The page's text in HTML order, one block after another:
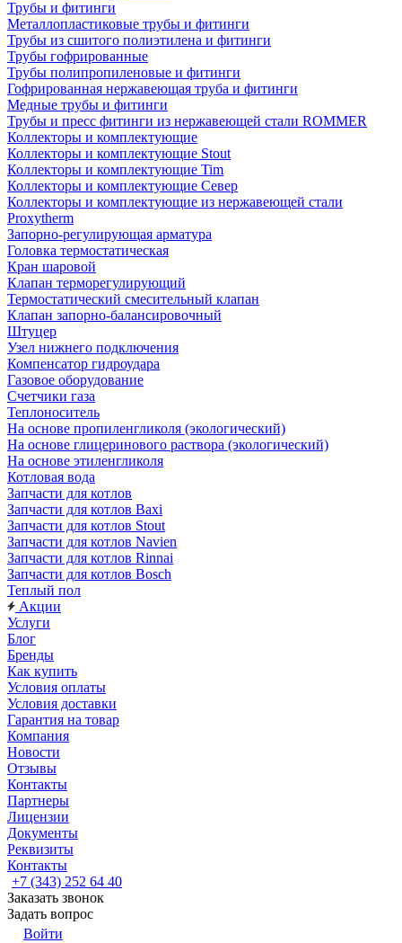
Трубы и фитинги
Металлопластиковые трубы и фитинги
Трубы из сшитого полиэтилена и фитинги
Трубы гофрированные
Трубы полипропиленовые и фитинги
Гофрированная нержавеющая труба и фитинги
Медные трубы и фитинги
Трубы и пресс фитинги из нержавеющей стали ROMMER
Коллекторы и комплектующие
Коллекторы и комплектующие Stout
Коллекторы и комплектующие Tim
Коллекторы и комплектующие Север
Коллекторы и комплектующие из нержавеющей стали
Proxytherm
Запорно-регулирующая арматура
Головка термостатическая
Кран шаровой
Клапан терморегулирующий
Термостатический смесительный клапан
Клапан запорно-балансировочный
Штуцер
Узел нижнего подключения
Компенсатор гидроудара
Газовое оборудование
Счетчики газа
Теплоноситель
На основе пропиленгликоля (экологический)
На основе глицеринового раствора (экологический)
На основе этиленгликоля
Котловая вода
Запчасти для котлов
Запчасти для котлов Baxi
Запчасти для котлов Stout
Запчасти для котлов Navien
Запчасти для котлов Rinnai
Запчасти для котлов Bosch
Теплый пол
Акции
Услуги
Блог
Бренды
Как купить
Условия оплаты
Условия доставки
Гарантия на товар
Компания
Новости
Отзывы
Контакты
Партнеры
Лицензии
Документы
Реквизиты
Контакты
+7 (343) 252 64 40
Заказать звонок
Задать вопрос
Войти